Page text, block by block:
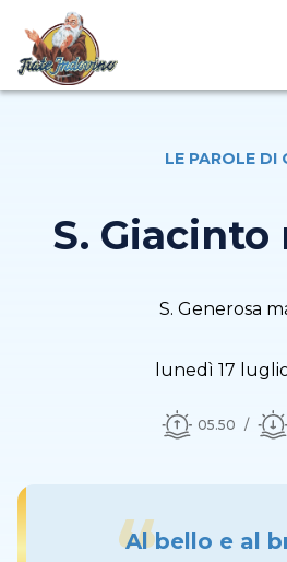
LE PAROLE DI
S.
S. Generosa
lunedì 17
05.50
Al bello e al